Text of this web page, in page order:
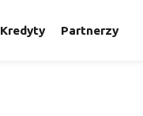
Kredyty Partnerzy